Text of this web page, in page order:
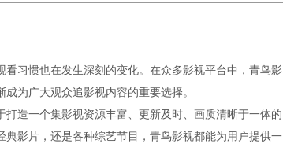
习惯也在发生深刻的变化。在众多影视平台中，青鸟影
为广大观众追影视内容的重要选择。
造一个集影视资源丰富、更新及时、画质清晰于一体的
影片，还是各种综艺节目，青鸟影视都能为用户提供一